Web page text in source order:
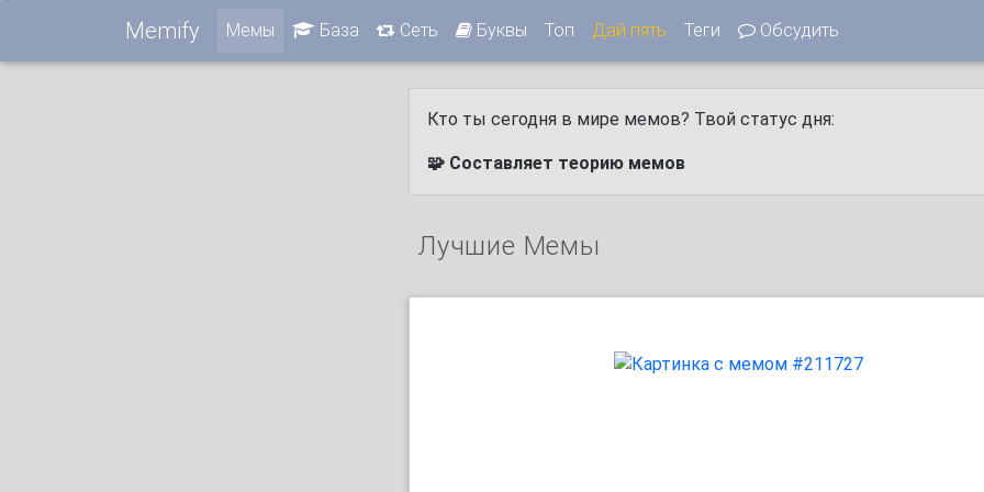
Memify Мемы База Сеть Буквы Топ Дай пять Теги Обсудить
Кто ты сегодня в мире мемов? Твой статус дня:
🧩 Составляет теорию мемов
Лучшие Мемы